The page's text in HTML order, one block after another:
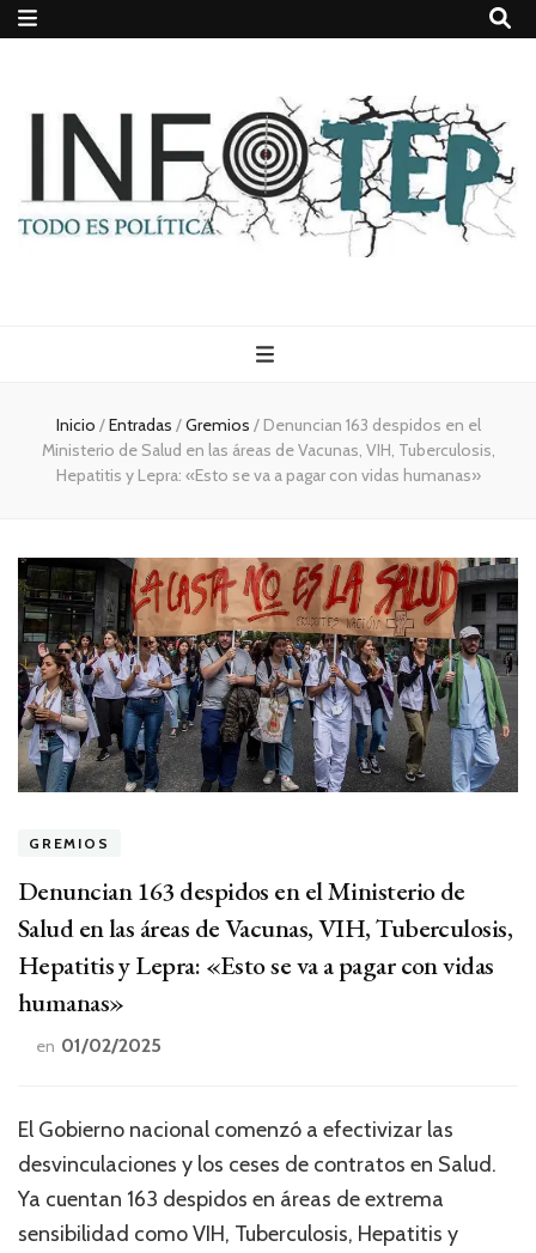
Todo es
(rosca)
política
Inicio /Entradas /Gremios / Denuncian 163 despidos en el
Ministerio de Salud en las áreas de Vacunas, VIH, Tuberculosis,
Hepatitis y Lepra: «Esto se va a pagar con vidas humanas»
GREMIOS
Denuncian 163 despidos en el Ministerio de
Salud en las áreas de Vacunas, VIH, Tuberculosis,
Hepatitis y Lepra: «Esto se va a pagar con vidas
humanas»
en 01/02/2025
El Gobierno nacional comenzó a efectivizar las
desvinculaciones y los ceses de contratos en Salud.
Ya cuentan 163 despidos en áreas de extrema
sensibilidad como VIH, Tuberculosis, Hepatitis y